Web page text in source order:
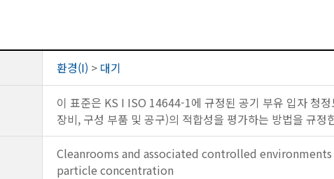
환경(I) > 대기
이 표준은 KS I ISO 14644-1에 규정된 공기 부유 입자 청
장비, 구성 부품 및 공구)의 적합성을 평가하는 방법을 규정
Cleanrooms and associated controlled
particle concentration